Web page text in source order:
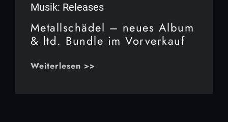
Musik: Releases
Metallschädel – neues Album
& ltd. Bundle im Vorverkauf
Weiterlesen >>